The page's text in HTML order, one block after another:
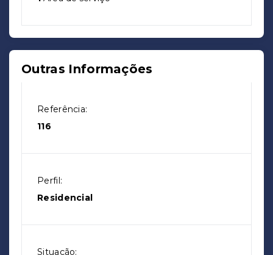
Outras Informações
Referência:
116
Perfil:
Residencial
Situação: